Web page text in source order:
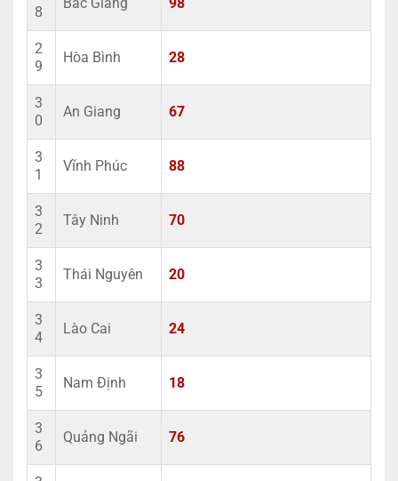
8
2
9
Hòa Bình 28
3
0
An Giang 67
3
1
Vĩnh Phúc 88
3
2
Tây Ninh 70
3
3
Thái Nguyên 20
3
4
Lào Cai 24
3
5
Nam Định 18
3
6
Quảng Ngãi 76